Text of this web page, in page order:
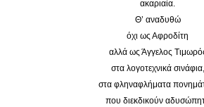
ακαριαία.
Θ’ αναδυθώ
όχι ως Αφροδίτη
αλλά ως Άγγελος
στα λογοτεχνικά σινάφια,
στα φληναφλήματα
που διεκδικούν